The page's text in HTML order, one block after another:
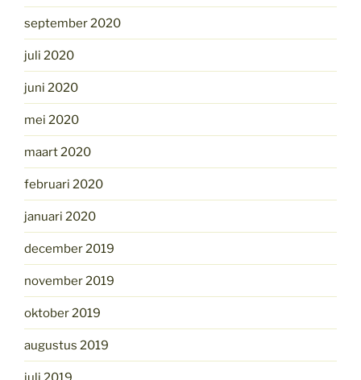
september 2020
juli 2020
juni 2020
mei 2020
maart 2020
februari 2020
januari 2020
december 2019
november 2019
oktober 2019
augustus 2019